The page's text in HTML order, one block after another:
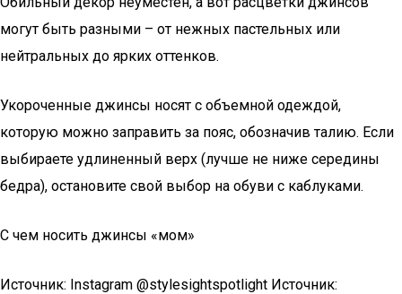
могут быть разными – от нежных пастельных или
нейтральных до ярких оттенков.
Укороченные джинсы носят с объемной одеждой,
которую можно заправить за пояс, обозначив талию. Если
выбираете удлиненный верх (лучше не ниже середины
бедра), остановите свой выбор на обуви с каблуками.
С чем носить джинсы «мом»
Источник: Instagram @stylesightspotlight Источник: